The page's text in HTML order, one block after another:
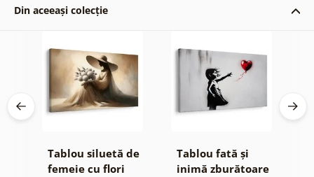
Din aceeași colecție
Tablou siluetă de
femeie cu flori
Tablou fată și
inimă zburătoare